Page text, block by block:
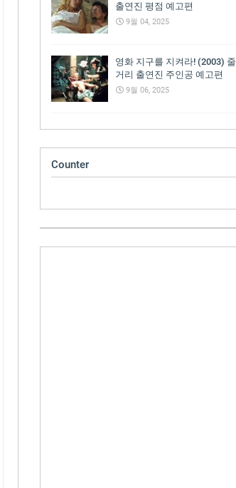
출연진 평점 예고편
9월 04, 2025
영화 지구를 지켜라! (2003) 줄
거리 출연진 주인공 예고편
9월 06, 2025
Counter